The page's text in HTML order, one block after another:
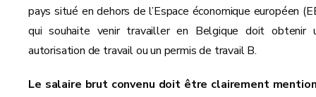
pays situé en dehors de l’Espace économique européen
qui souhaite venir travailler en Belgique doit obtenir
autorisation de travail ou un permis de travail B.
Le salaire brut convenu doit être clairement